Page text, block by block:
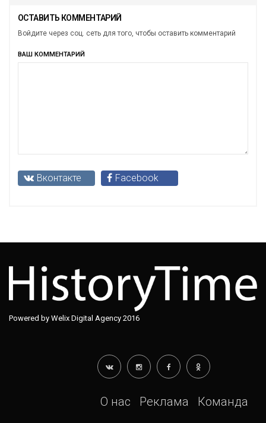
ОСТАВИТЬ КОММЕНТАРИЙ
Войдите через соц. сеть для того, чтобы оставить комментарий
ВАШ КОММЕНТАРИЙ
Вконтакте Facebook
Powered by Welix Digital Agency 2016
О нас Реклама Команда